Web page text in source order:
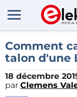
Comment
talon d'une
18 décembre
par Clemens